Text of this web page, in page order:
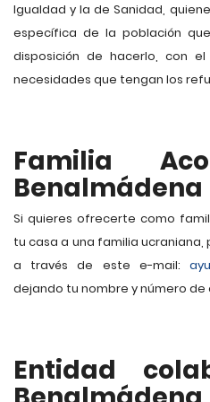
Igualdad y la de Sanidad,
específica de la población
disposición de hacerlo, con
necesidades que tengan los
Familia
Benalmádena
Si quieres ofrecerte como
tu casa a una familia
a través de este e-mail:
dejando tu nombre y número
Entidad